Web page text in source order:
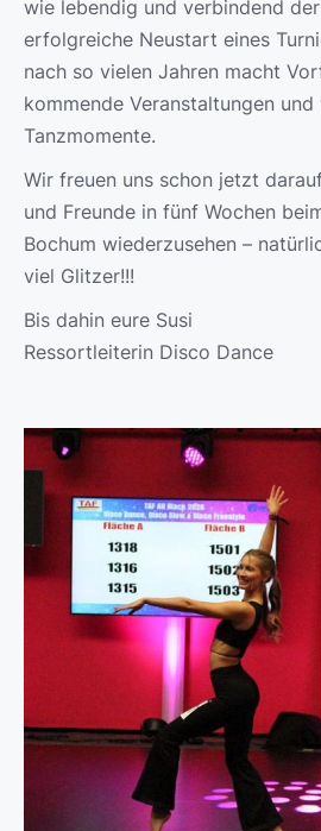
wie lebendig und verbindend
erfolgreiche Neustart eines
nach so vielen Jahren macht
kommende Veranstaltungen
Tanzmomente.
Wir freuen uns schon jetzt
und Freunde in fünf Wochen
Bochum wiederzusehen –
viel Glitzer!!!
Bis dahin eure Susi
Ressortleiterin Disco Dance